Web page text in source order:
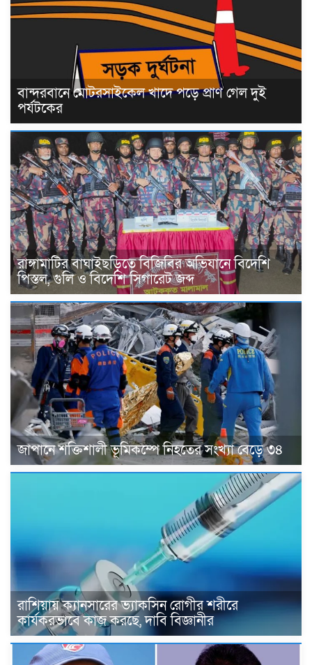
বান্দরবানে মোটরসাইকেল খাদে পড়ে প্রাণ গেল দুই
পর্যটকের
রাঙ্গামাটির বাঘাইছড়িতে বিজিবির অভিযানে বিদেশি
পিস্তল, গুলি ও বিদেশি সিগারেট জব্দ
জাপানে শক্তিশালী ভূমিকম্পে নিহতের সংখ্যা বেড়ে ৩৪
রাশিয়ায় ক্যানসারের ভ্যাকসিন রোগীর শরীরে
কার্যকরভাবে কাজ করছে, দাবি বিজ্ঞানীর